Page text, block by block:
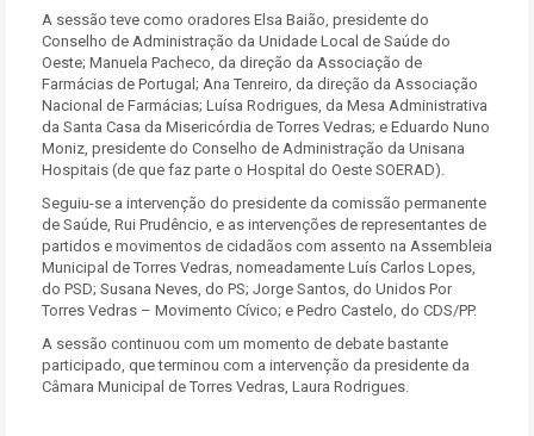
A sessão teve como oradores Elsa Baião, presidente do
Conselho de Administração da Unidade Local de Saúde do
Oeste; Manuela Pacheco, da direção da Associação de
Farmácias de Portugal; Ana Tenreiro, da direção da Associação
Nacional de Farmácias; Luísa Rodrigues, da Mesa Administrativa
da Santa Casa da Misericórdia de Torres Vedras; e Eduardo Nuno
Moniz, presidente do Conselho de Administração da Unisana
Hospitais (de que faz parte o Hospital do Oeste SOERAD).
Seguiu-se a intervenção do presidente da comissão permanente
de Saúde, Rui Prudêncio, e as intervenções de representantes de
partidos e movimentos de cidadãos com assento na Assembleia
Municipal de Torres Vedras, nomeadamente Luís Carlos Lopes,
do PSD; Susana Neves, do PS; Jorge Santos, do Unidos Por
Torres Vedras – Movimento Cívico; e Pedro Castelo, do CDS/PP.
A sessão continuou com um momento de debate bastante
participado, que terminou com a intervenção da presidente da
Câmara Municipal de Torres Vedras, Laura Rodrigues.